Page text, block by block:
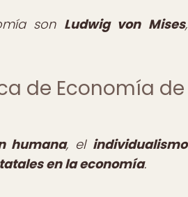
son Ludwig von Mises,
de Economía de
humana, el individualismo
en la economía.